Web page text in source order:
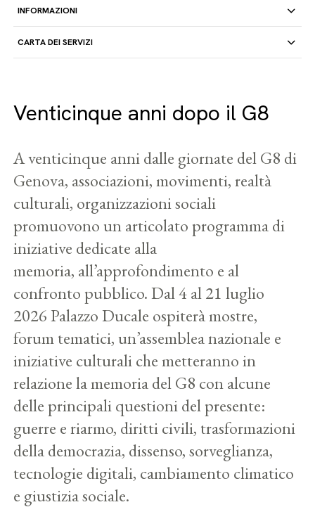
INFORMAZIONI
CARTA DEI SERVIZI
Venticinque anni dopo il G8
A venticinque anni dalle giornate del G8 di
Genova, associazioni, movimenti, realtà
culturali, organizzazioni sociali
promuovono un articolato programma di
iniziative dedicate alla
memoria, all’approfondimento e al
confronto pubblico. Dal 4 al 21 luglio
2026 Palazzo Ducale ospiterà mostre,
forum tematici, un’assemblea nazionale e
iniziative culturali che metteranno in
relazione la memoria del G8 con alcune
delle principali questioni del presente:
guerre e riarmo, diritti civili, trasformazioni
della democrazia, dissenso, sorveglianza,
tecnologie digitali, cambiamento climatico
e giustizia sociale.